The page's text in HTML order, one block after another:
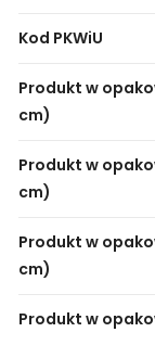
Kod PKWiU
Produkt w
cm)
Produkt w
cm)
Produkt w
cm)
Produkt w